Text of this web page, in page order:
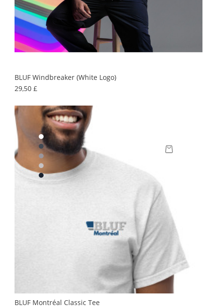
BLUF Windbreaker (white Logo)
29,50 £
BLUF Montréal Classic Tee